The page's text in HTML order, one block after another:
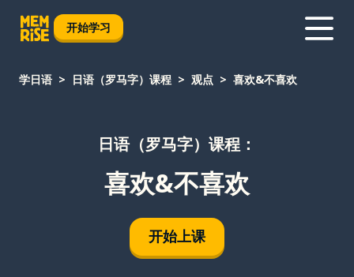
开始学习
学日语 日语（罗马字）课程 观点 喜欢&不喜欢
日语（罗马字）课程：
喜欢&不喜欢
开始上课